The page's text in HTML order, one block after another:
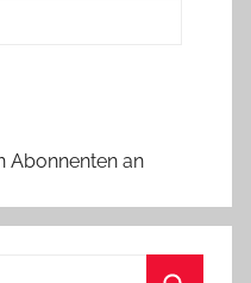
Abonnenten an